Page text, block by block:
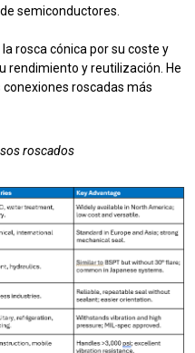
semiconductores.
rosca cónica por su coste y
rendimiento y reutilización. He
roscadas más
roscados